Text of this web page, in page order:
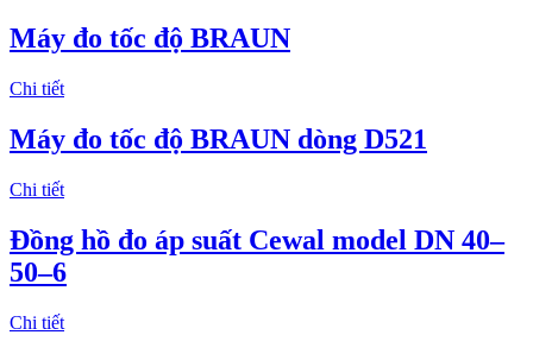
Máy đo tốc độ BRAUN
Chi tiết
Máy đo tốc độ BRAUN dòng D521
Chi tiết
Đồng hồ đo áp suất Cewal model DN 40–
50–6
Chi tiết